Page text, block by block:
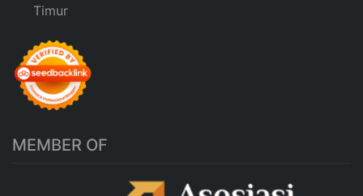
Timur
MEMBER OF